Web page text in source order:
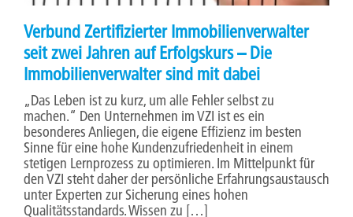
Verbund Zertifizierter Immobilienverwalter
seit zwei Jahren auf Erfolgskurs – Die
Immobilienverwalter sind mit dabei
„Das Leben ist zu kurz, um alle Fehler selbst zu
machen.“ Den Unternehmen im VZI ist es ein
besonderes Anliegen, die eigene Effizienz im besten
Sinne für eine hohe Kundenzufriedenheit in einem
stetigen Lernprozess zu optimieren. Im Mittelpunkt für
den VZI steht daher der persönliche Erfahrungsaustausch
unter Experten zur Sicherung eines hohen
Qualitätsstandards. Wissen zu […]